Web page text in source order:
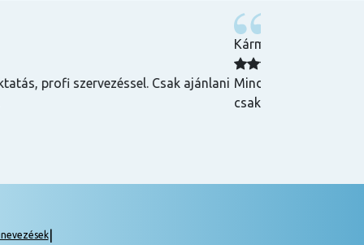
ajánlani Minden szükséges infót előre megkaptam,
|